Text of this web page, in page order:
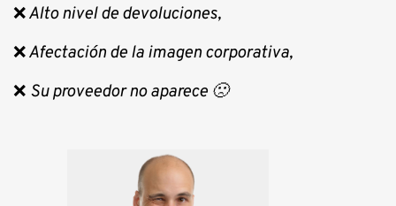
❌Alto nivel de devoluciones,
❌Afectación de la imagen corporativa,
❌ Su proveedor no aparece 🙁